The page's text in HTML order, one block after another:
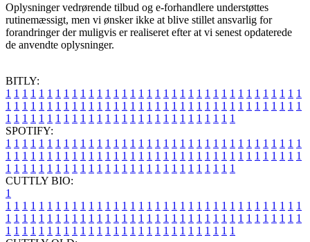
Oplysninger vedrørende tilbud og e-forhandlere understøttes
rutinemæssigt, men vi ønsker ikke at blive stillet ansvarlig for
forandringer der muligvis er realiseret efter at vi senest opdaterede
de anvendte oplysninger.
BITLY:
1 1 1 1 1 1 1 1 1 1 1 1 1 1 1 1 1 1 1 1 1 1 1 1 1 1 1 1 1 1 1 1 1 1 1 1
1 1 1 1 1 1 1 1 1 1 1 1 1 1 1 1 1 1 1 1 1 1 1 1 1 1 1 1 1 1 1 1 1 1 1 1
1 1 1 1 1 1 1 1 1 1 1 1 1 1 1 1 1 1 1 1 1 1 1 1 1 1 1 1
SPOTIFY:
1 1 1 1 1 1 1 1 1 1 1 1 1 1 1 1 1 1 1 1 1 1 1 1 1 1 1 1 1 1 1 1 1 1 1 1
1 1 1 1 1 1 1 1 1 1 1 1 1 1 1 1 1 1 1 1 1 1 1 1 1 1 1 1 1 1 1 1 1 1 1 1
1 1 1 1 1 1 1 1 1 1 1 1 1 1 1 1 1 1 1 1 1 1 1 1 1 1 1 1
CUTTLY BIO:
1
1 1 1 1 1 1 1 1 1 1 1 1 1 1 1 1 1 1 1 1 1 1 1 1 1 1 1 1 1 1 1 1 1 1 1 1
1 1 1 1 1 1 1 1 1 1 1 1 1 1 1 1 1 1 1 1 1 1 1 1 1 1 1 1 1 1 1 1 1 1 1 1
1 1 1 1 1 1 1 1 1 1 1 1 1 1 1 1 1 1 1 1 1 1 1 1 1 1 1 1